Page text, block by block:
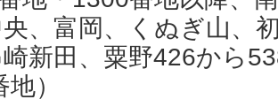
、富岡、くぬぎ山、
新田、粟野426から
）